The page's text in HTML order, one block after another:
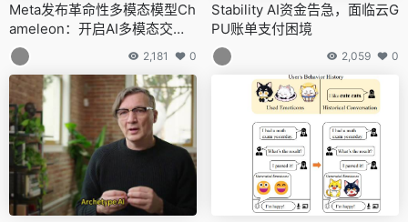
Meta发布革命性多模态模型Ch
ameleon：开启AI多模态交互
新时代
2,181 0
Stability AI资金告急，面临云G
PU账单支付困境
2,059 0